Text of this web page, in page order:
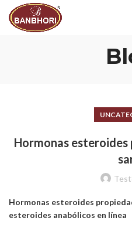
Hormonas esteroides
Hormonas esteroides
esteroides anabólicos en línea